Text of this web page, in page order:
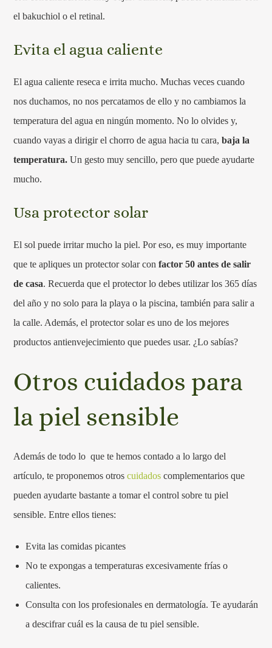
el bakuchiol o el retinal.
Evita el agua caliente
El agua caliente reseca e irrita mucho. Muchas veces cuando
nos duchamos, no nos percatamos de ello y no cambiamos la
temperatura del agua en ningún momento. No lo olvides y,
cuando vayas a dirigir el chorro de agua hacia tu cara,baja la
temperatura. Un gesto muy sencillo, pero que puede ayudarte
mucho.
Usa protector solar
El sol puede irritar mucho la piel. Por eso, es muy importante
que te apliques un protector solar con factor 50 antes de salir
de casa. Recuerda que el protector lo debes utilizar los 365 días
del año y no solo para la playa o la piscina, también para salir a
la calle. Además, el protector solar es uno de los mejores
productos antienvejecimiento que puedes usar. ¿Lo sabías?
Otros cuidados para
la piel sensible
Además de todo lo que te hemos contado a lo largo del
artículo, te proponemos otroscuidadoscomplementarios que
pueden ayudarte bastante a tomar el control sobre tu piel
sensible. Entre ellos tienes:
Evita las comidas picantes
No te expongas a temperaturas excesivamente frías o
calientes.
Consulta con los profesionales en dermatología. Te ayudarán
a descifrar cuál es la causa de tu piel sensible.